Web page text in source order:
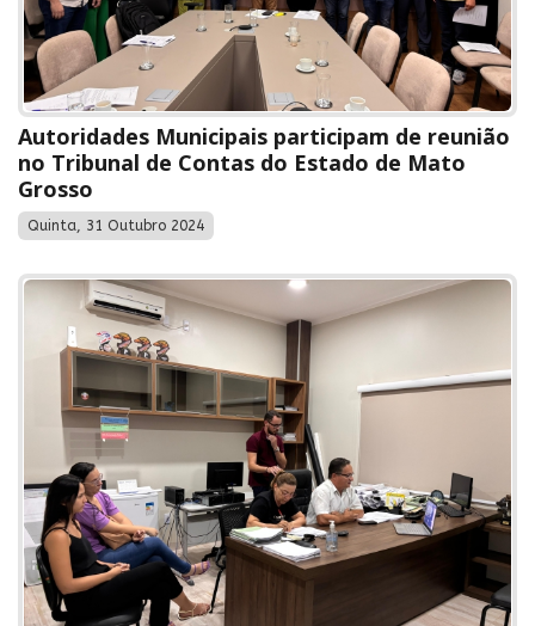
Autoridades Municipais participam de reunião
no Tribunal de Contas do Estado de Mato
Grosso
Quinta, 31 Outubro 2024